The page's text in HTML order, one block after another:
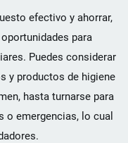
efectivo y ahorrar,
para
Puedes considerar
y productos de higiene
hasta turnarse para
emergencias, lo cual